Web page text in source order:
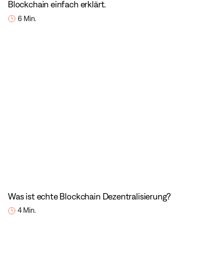
Blockchain einfach erklärt.
6 Min.
Was ist echte Blockchain Dezentralisierung?
4 Min.